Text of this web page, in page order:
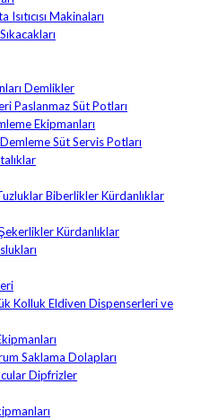
Isıtıcısı Makinaları
Demlikler
Paslanmaz Süt Potları
Ekipmanları
Süt Servis Potları
Biberlikler Kürdanlıklar
Kürdanlıklar
Kolluk Eldiven Dispenserleri ve
Saklama Dolapları
Dipfrizler